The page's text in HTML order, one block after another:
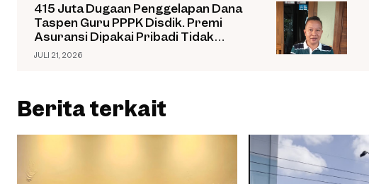
415 Juta Dugaan Penggelapan Dana
Taspen Guru PPPK Disdik. Premi
Asuransi Dipakai Pribadi Tidak
Dibayarkan
JULI 21, 2026
Berita terkait